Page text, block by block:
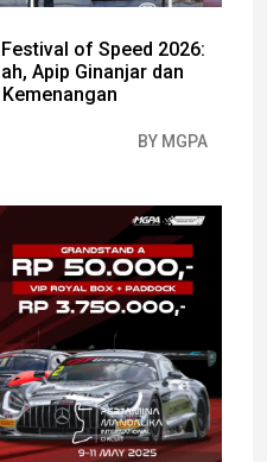
of Speed 2026:
Apip Ginanjar dan
BY MGPA